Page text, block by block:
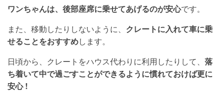
ワンちゃんは、後部座席に乗せてあげるのが安心です。
また、移動したりしないように、 クレートに入れて車に乗
せることをおすすめします。
日頃から、クレートをハウス代わりに利用したりして、 落
ち着いて中で過ごすことができるように慣れておけば更に
安心 !